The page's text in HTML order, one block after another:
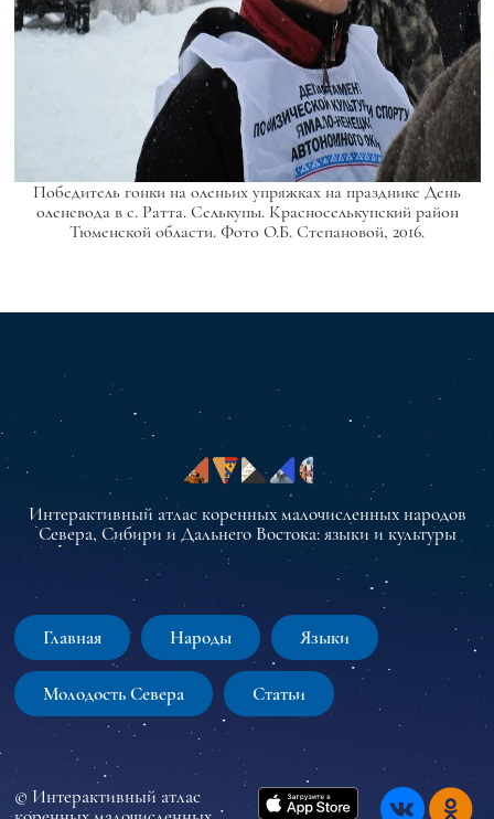
Победитель гонки на оленьих упряжках на празднике День
оленевода в с. Ратта. Селькупы. Красноселькупский район
Тюменской области. Фото О.Б. Степановой, 2016.
Интерактивный атлас коренных малочисленных народов
Севера, Сибири и Дальнего Востока: языки и культуры
Главная Народы Языки
Молодость Севера Статьи
© Интерактивный атлас